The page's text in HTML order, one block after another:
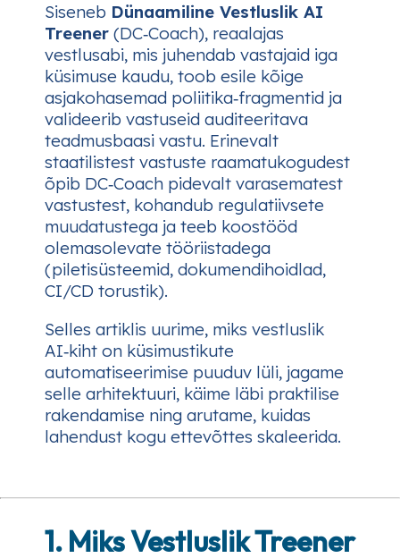
Siseneb Dünaamiline Vestluslik AI
Treener (DC‑Coach), reaalajas
vestlusabi, mis juhendab vastajaid iga
küsimuse kaudu, toob esile kõige
asjakohasemad poliitika‑fragmentid ja
valideerib vastuseid auditeeritava
teadmusbaasi vastu. Erinevalt
staatilistest vastuste raamatukogudest
õpib DC‑Coach pidevalt varasematest
vastustest, kohandub regulatiivsete
muudatustega ja teeb koostööd
olemasolevate tööriistadega
(piletisüsteemid, dokumendihoidlad,
CI/CD torustik).
Selles artiklis uurime, miks vestluslik
AI‑kiht on küsimustikute
automatiseerimise puuduv lüli, jagame
selle arhitektuuri, käime läbi praktilise
rakendamise ning arutame, kuidas
lahendust kogu ettevõttes skaleerida.
1. Miks Vestluslik Treener